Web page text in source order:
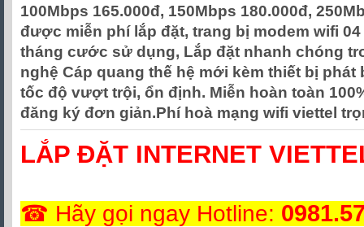
100Mbps 165.000đ, 150Mbps 180.000đ,
được miễn phí lắp đặt, trang bị modem wifi
tháng cước sử dụng, Lắp đặt nhanh chóng
nghệ Cáp quang thế hệ mới kèm thiết bị phát
tốc độ vượt trội, ổn định. Miễn hoàn toàn
đăng ký đơn giản.Phí hoà mạng wifi viettel
LẮP ĐẶT INTERNET
☎ Hãy gọi ngay Hotline: